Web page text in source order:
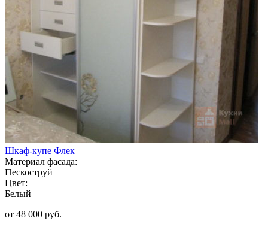
Шкаф-купе Флек
Материал фасада:
Пескоструй
Цвет:
Белый
от 48 000 руб.